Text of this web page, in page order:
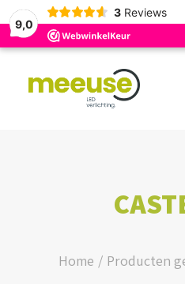
9,0
3 Reviews
BUDGET ASSORTIMENT
WEBSHOP
Home Producten